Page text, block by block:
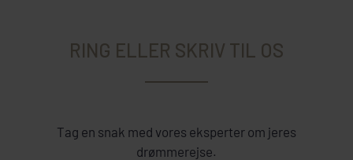
RING ELLER SKRIV TIL OS
Tag en snak med vores eksperter om jeres
drømmerejse.